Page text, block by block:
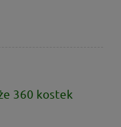
360 kostek